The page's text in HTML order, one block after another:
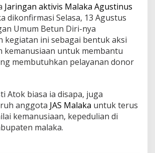
Jaringan aktivis Malaka Agustinus
dikonfirmasi Selasa, 13 Agustus
Umum Betun Diri-nya
kegiatan ini sebagai bentuk aksi
kemanusiaan untuk membantu
membutuhkan pelayanan donor
Atok biasa ia disapa, juga
anggota JAS Malaka untuk terus
kemanusiaan, kepedulian di
malaka.